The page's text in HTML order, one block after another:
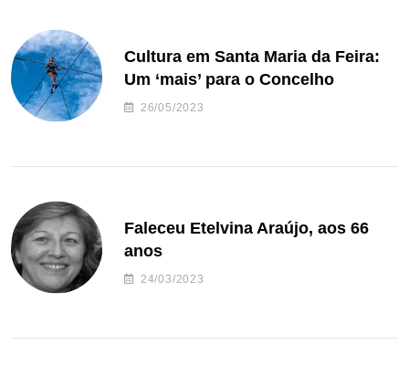
Cultura em Santa Maria da Feira:
Um ‘mais’ para o Concelho
26/05/2023
Faleceu Etelvina Araújo, aos 66
anos
24/03/2023